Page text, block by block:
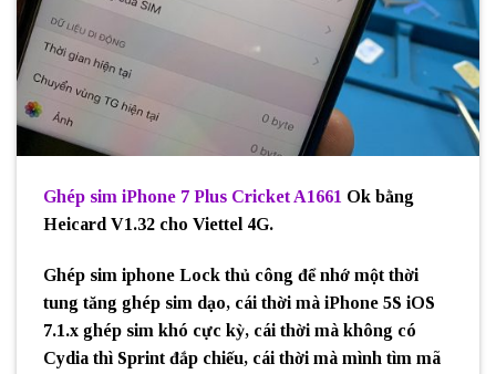
Ghép sim iPhone 7 Plus Cricket A1661 Ok bằng
Heicard V1.32 cho Viettel 4G.
Ghép sim iphone Lock thủ công để nhớ một thời
tung tăng ghép sim dạo, cái thời mà iPhone 5S iOS
7.1.x ghép sim khó cực kỳ, cái thời mà không có
Cydia thì Sprint đắp chiếu, cái thời mà mình tìm mã